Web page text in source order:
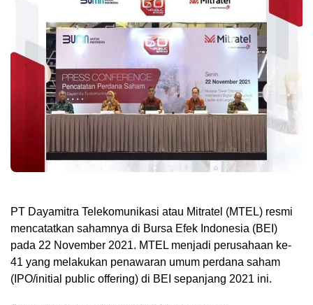
PT Dayamitra Telekomunikasi atau Mitratel (MTEL) resmi
mencatatkan sahamnya di Bursa Efek Indonesia (BEI)
pada 22 November 2021. MTEL menjadi perusahaan ke-
41 yang melakukan penawaran umum perdana saham
(IPO/initial public offering) di BEI sepanjang 2021 ini.